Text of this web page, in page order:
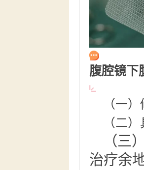
腹腔镜下
（一
（二
（三
治疗余